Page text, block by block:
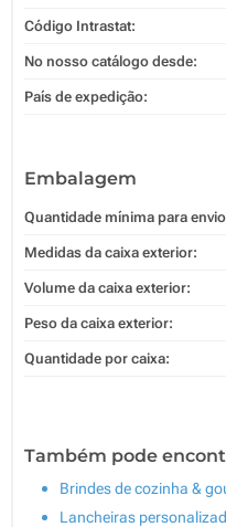
Código Intrastat:
No nosso catálogo desde:
País de expedição:
Embalagem
Quantidade mínima para
Medidas da caixa exterior:
Volume da caixa exterior:
Peso da caixa exterior:
Quantidade por caixa:
Também pode
Brindes de cozinha &
Lancheiras